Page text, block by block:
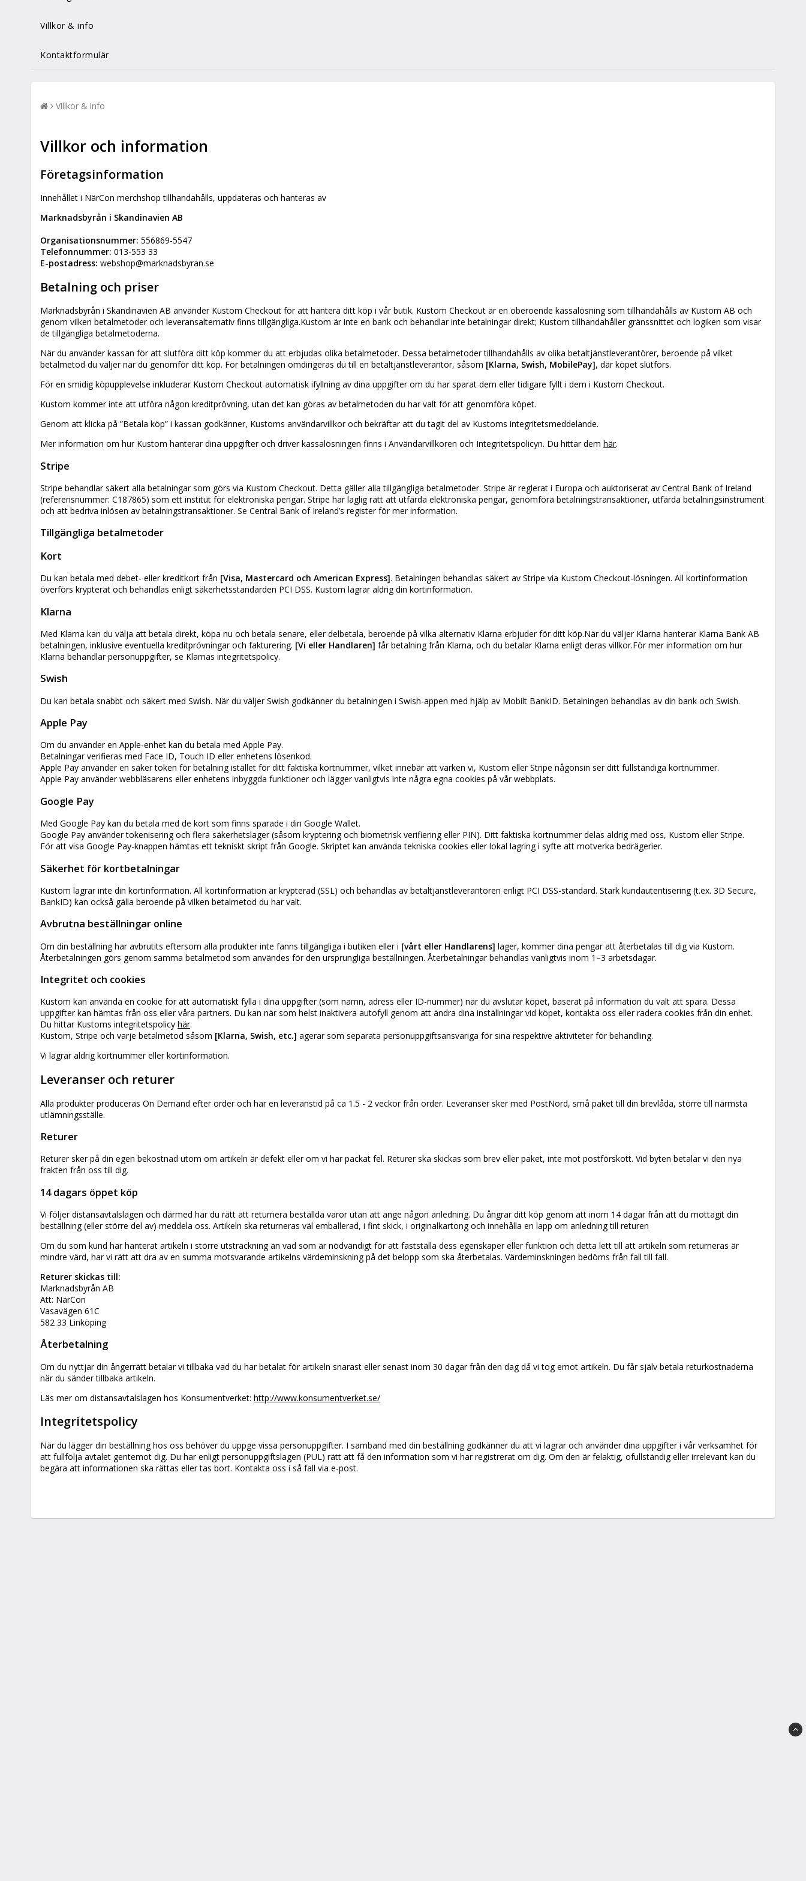
Villkor & info
Kontaktformulär
Villkor & info
Villkor och information
Företagsinformation
Innehållet i NärCon merchshop tillhandahålls, uppdateras och hanteras av
Marknadsbyrån i Skandinavien AB
Organisationsnummer: 556869-5547
Telefonnummer: 013-553 33
E-postadress: webshop@marknadsbyran.se
Betalning och priser
Marknadsbyrån i Skandinavien AB använder Kustom Checkout för att hantera ditt köp i vår butik. Kustom Checkout är en oberoende kassalösning som tillhandahålls av Kustom AB och
genom vilken betalmetoder och leveransalternativ finns tillgängliga.Kustom är inte en bank och behandlar inte betalningar direkt; Kustom tillhandahåller gränssnittet och logiken som visar
de tillgängliga betalmetoderna.
När du använder kassan för att slutföra ditt köp kommer du att erbjudas olika betalmetoder. Dessa betalmetoder tillhandahålls av olika betaltjänstleverantörer, beroende på vilket
betalmetod du väljer när du genomför ditt köp. För betalningen omdirigeras du till en betaltjänstleverantör, såsom [Klarna, Swish, MobilePay], där köpet slutförs.
För en smidig köpupplevelse inkluderar Kustom Checkout automatisk ifyllning av dina uppgifter om du har sparat dem eller tidigare fyllt i dem i Kustom Checkout.
Kustom kommer inte att utföra någon kreditprövning, utan det kan göras av betalmetoden du har valt för att genomföra köpet.
Genom att klicka på ”Betala köp” i kassan godkänner, Kustoms användarvillkor och bekräftar att du tagit del av Kustoms integritetsmeddelande.
Mer information om hur Kustom hanterar dina uppgifter och driver kassalösningen finns i Användarvillkoren och Integritetspolicyn. Du hittar dem här.
Stripe
Stripe behandlar säkert alla betalningar som görs via Kustom Checkout. Detta gäller alla tillgängliga betalmetoder. Stripe är reglerat i Europa och auktoriserat av Central Bank of Ireland
(referensnummer: C187865) som ett institut för elektroniska pengar. Stripe har laglig rätt att utfärda elektroniska pengar, genomföra betalningstransaktioner, utfärda betalningsinstrument
och att bedriva inlösen av betalningstransaktioner. Se Central Bank of Ireland’s register för mer information.
Tillgängliga betalmetoder
Kort
Du kan betala med debet- eller kreditkort från [Visa, Mastercard och American Express]. Betalningen behandlas säkert av Stripe via Kustom Checkout-lösningen. All kortinformation
överförs krypterat och behandlas enligt säkerhetsstandarden PCI DSS. Kustom lagrar aldrig din kortinformation.
Klarna
Med Klarna kan du välja att betala direkt, köpa nu och betala senare, eller delbetala, beroende på vilka alternativ Klarna erbjuder för ditt köp.När du väljer Klarna hanterar Klarna Bank AB
betalningen, inklusive eventuella kreditprövningar och fakturering. [Vi eller Handlaren] får betalning från Klarna, och du betalar Klarna enligt deras villkor.För mer information om hur
Klarna behandlar personuppgifter, se Klarnas integritetspolicy.
Swish
Du kan betala snabbt och säkert med Swish. När du väljer Swish godkänner du betalningen i Swish-appen med hjälp av Mobilt BankID. Betalningen behandlas av din bank och Swish.
Apple Pay
Om du använder en Apple-enhet kan du betala med Apple Pay.
Betalningar verifieras med Face ID, Touch ID eller enhetens lösenkod.
Apple Pay använder en säker token för betalning istället för ditt faktiska kortnummer, vilket innebär att varken vi, Kustom eller Stripe någonsin ser ditt fullständiga kortnummer.
Apple Pay använder webbläsarens eller enhetens inbyggda funktioner och lägger vanligtvis inte några egna cookies på vår webbplats.
Google Pay
Med Google Pay kan du betala med de kort som finns sparade i din Google Wallet.
Google Pay använder tokenisering och flera säkerhetslager (såsom kryptering och biometrisk verifiering eller PIN). Ditt faktiska kortnummer delas aldrig med oss, Kustom eller Stripe.
För att visa Google Pay-knappen hämtas ett tekniskt skript från Google. Skriptet kan använda tekniska cookies eller lokal lagring i syfte att motverka bedrägerier.
Säkerhet för kortbetalningar
Kustom lagrar inte din kortinformation. All kortinformation är krypterad (SSL) och behandlas av betaltjänstleverantören enligt PCI DSS-standard. Stark kundautentisering (t.ex. 3D Secure,
BankID) kan också gälla beroende på vilken betalmetod du har valt.
Avbrutna beställningar online
Om din beställning har avbrutits eftersom alla produkter inte fanns tillgängliga i butiken eller i [vårt eller Handlarens] lager, kommer dina pengar att återbetalas till dig via Kustom.
Återbetalningen görs genom samma betalmetod som användes för den ursprungliga beställningen. Återbetalningar behandlas vanligtvis inom 1–3 arbetsdagar.
Integritet och cookies
Kustom kan använda en cookie för att automatiskt fylla i dina uppgifter (som namn, adress eller ID-nummer) när du avslutar köpet, baserat på information du valt att spara. Dessa
uppgifter kan hämtas från oss eller våra partners. Du kan när som helst inaktivera autofyll genom att ändra dina inställningar vid köpet, kontakta oss eller radera cookies från din enhet.
Du hittar Kustoms integritetspolicy här.
Kustom, Stripe och varje betalmetod såsom [Klarna, Swish, etc.] agerar som separata personuppgiftsansvariga för sina respektive aktiviteter för behandling.
Vi lagrar aldrig kortnummer eller kortinformation.
Leveranser och returer
Alla produkter produceras On Demand efter order och har en leveranstid på ca 1.5 - 2 veckor från order. Leveranser sker med PostNord, små paket till din brevlåda, större till närmsta
utlämningsställe.
Returer
Returer sker på din egen bekostnad utom om artikeln är defekt eller om vi har packat fel. Returer ska skickas som brev eller paket, inte mot postförskott. Vid byten betalar vi den nya
frakten från oss till dig.
14 dagars öppet köp
Vi följer distansavtalslagen och därmed har du rätt att returnera beställda varor utan att ange någon anledning. Du ångrar ditt köp genom att inom 14 dagar från att du mottagit din
beställning (eller större del av) meddela oss. Artikeln ska returneras väl emballerad, i fint skick, i originalkartong och innehålla en lapp om anledning till returen
Om du som kund har hanterat artikeln i större utsträckning än vad som är nödvändigt för att fastställa dess egenskaper eller funktion och detta lett till att artikeln som returneras är
mindre värd, har vi rätt att dra av en summa motsvarande artikelns värdeminskning på det belopp som ska återbetalas. Värdeminskningen bedöms från fall till fall.
Returer skickas till:
Marknadsbyrån AB
Att: NärCon
Vasavägen 61C
582 33 Linköping
Återbetalning
Om du nyttjar din ångerrätt betalar vi tillbaka vad du har betalat för artikeln snarast eller senast inom 30 dagar från den dag då vi tog emot artikeln. Du får själv betala returkostnaderna
när du sänder tillbaka artikeln.
Läs mer om distansavtalslagen hos Konsumentverket: http://www.konsumentverket.se/
Integritetspolicy
När du lägger din beställning hos oss behöver du uppge vissa personuppgifter. I samband med din beställning godkänner du att vi lagrar och använder dina uppgifter i vår verksamhet för
att fullfölja avtalet gentemot dig. Du har enligt personuppgiftslagen (PUL) rätt att få den information som vi har registrerat om dig. Om den är felaktig, ofullständig eller irrelevant kan du
begära att informationen ska rättas eller tas bort. Kontakta oss i så fall via e-post.